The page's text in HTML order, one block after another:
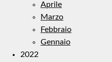
Aprile
Marzo
Febbraio
Gennaio
2022